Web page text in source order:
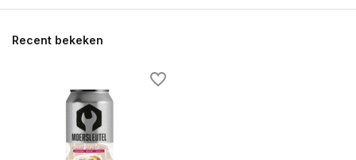
Recent bekeken